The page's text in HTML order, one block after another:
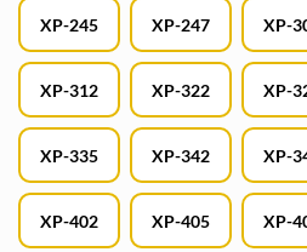
XP-245 XP-247 XP-
XP-312 XP-322 XP-
XP-335 XP-342 XP-
XP-402 XP-405 XP-